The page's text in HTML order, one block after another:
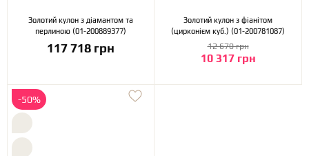
Золотий кулон з діамантом та
перлиною (01-200889377)
117 718 грн
Золотий кулон з фіанітом
(цирконієм куб.) (01-200781087)
10 317 грн
12 670 грн
-50%